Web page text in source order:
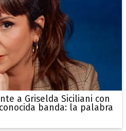
a Griselda Siciliani con
banda: la palabra